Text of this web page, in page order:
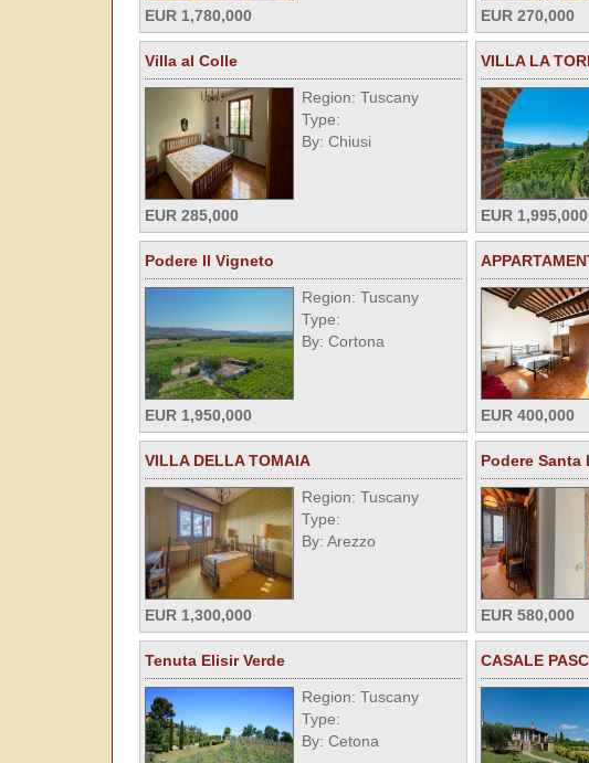
EUR 1,780,000 EUR 270,000
Villa al Colle
Region: Tuscany
Type:
By: Chiusi
EUR 285,000
VILLA LA
EUR 1,995,000
Podere Il Vigneto
Region: Tuscany
Type:
By: Cortona
EUR 1,950,000 EUR 400,000
VILLA DELLA TOMAIA
Region: Tuscany
Type:
By: Arezzo
EUR 1,300,000
Podere Santa
EUR 580,000
Tenuta Elisir Verde
Region: Tuscany
Type:
By: Cetona
CASALE